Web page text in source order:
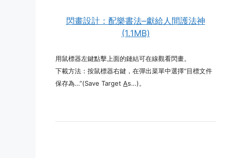
閃畫設計：配樂書法–獻給人間護法神
(1.1MB)
用鼠標器左鍵點擊上面的鏈結可在線觀看閃畫。
下載方法：按鼠標器右鍵，在彈出菜單中選擇“目標文件
保存為…”(Save Target As…)。